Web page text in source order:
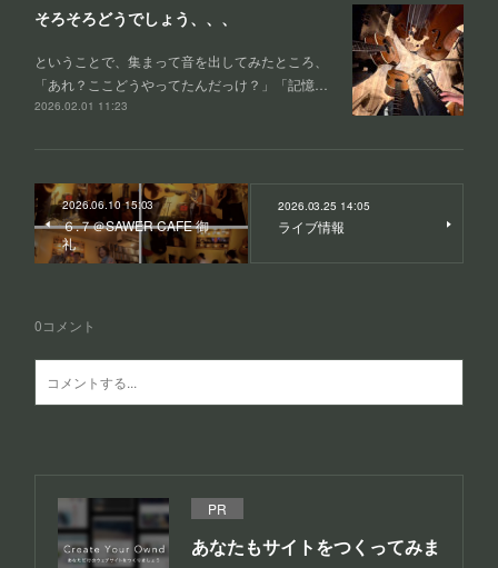
そろそろどうでしょう、、、
ということで、集まって音を出してみたところ、
「あれ？ここどうやってたんだっけ？」「記憶…
2026.02.01 11:23
2026.06.10 15:03
６.７＠SAWER CAFE 御
礼
2026.03.25 14:05
ライブ情報
0コメント
PR
あなたもサイトをつくってみま